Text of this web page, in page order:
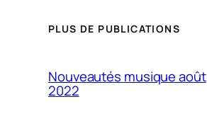
PLUS DE PUBLICATIONS
Nouveautés musique août
2022